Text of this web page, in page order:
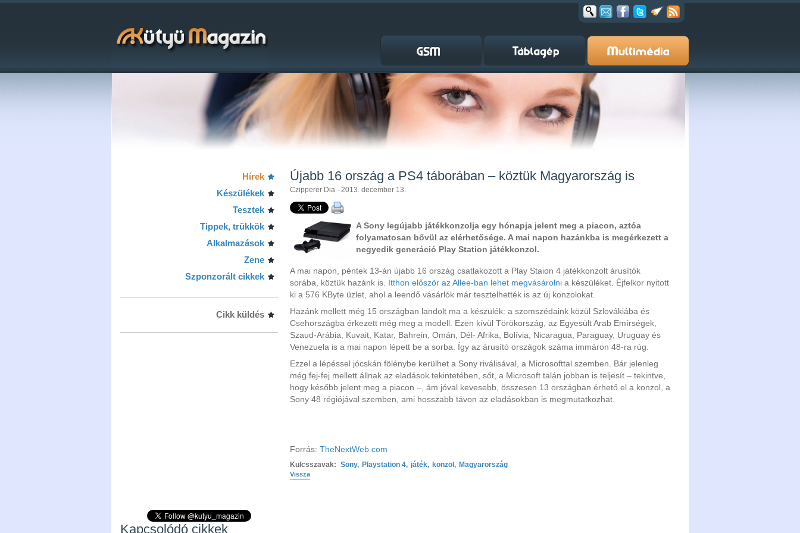
Hírek
Készülékek
Tesztek
Tippek, trükkök
Alkalmazások
Zene
Szponzorált cikkek
Cikk küldés
Kapcsolódó cikkek
Újabb 16 ország a PS4 táborában – köztük Magyarország is
Czipperer Dia - 2013. december 13.
A Sony legújabb játékkonzolja egy hónapja jelent meg a piacon, aztóa
folyamatosan bővül az elérhetősége. A mai napon hazánkba is megérkezett a
negyedik generáció Play Station játékkonzol.
A mai napon, péntek 13-án újabb 16 ország csatlakozott a Play Staion 4 játékkonzolt árusítók
sorába, köztük hazánk is. Itthon először az Allee-ban lehet megvásárolni a készüléket. Éjfelkor nyitott
ki a 576 KByte üzlet, ahol a leendő vásárlók már tesztelhették is az új konzolokat.
Hazánk mellett még 15 országban landolt ma a készülék: a szomszédaink közül Szlovákiába és
Csehországba érkezett még meg a modell. Ezen kívül Törökország, az Egyesült Arab Emírségek,
Szaud-Arábia, Kuvait, Katar, Bahrein, Omán, Dél- Afrika, Bolívia, Nicaragua, Paraguay, Uruguay és
Venezuela is a mai napon lépett be a sorba. Így az árusító országok száma immáron 48-ra rúg.
Ezzel a lépéssel jócskán fölénybe kerülhet a Sony riválisával, a Microsofttal szemben. Bár jelenleg
még fej-fej mellett állnak az eladások tekintetében, sőt, a Microsoft talán jobban is teljesít – tekintve,
hogy később jelent meg a piacon –, ám jóval kevesebb, összesen 13 országban érhető el a konzol, a
Sony 48 régiójával szemben, ami hosszabb távon az eladásokban is megmutatkozhat.
Forrás: TheNextWeb.com
Kulcsszavak: Sony, Playstation 4, játék, konzol , Magyarország
Vissza